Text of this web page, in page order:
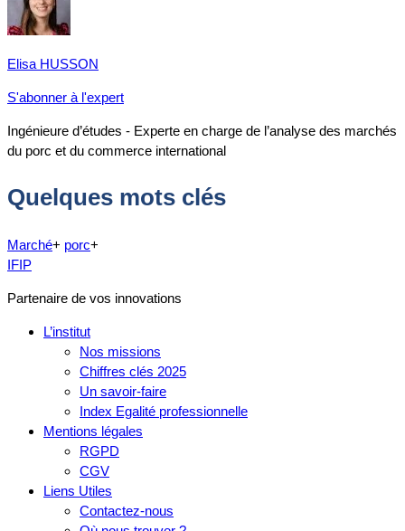
Elisa HUSSON
S'abonner à l'expert
Ingénieure d’études - Experte en charge de l’analyse des marchés
du porc et du commerce international
Quelques mots clés
Marché+ porc+
IFIP
Partenaire de vos innovations
L’institut
Nos missions
Chiffres clés 2025
Un savoir-faire
Index Egalité professionnelle
Mentions légales
RGPD
CGV
Liens Utiles
Contactez-nous